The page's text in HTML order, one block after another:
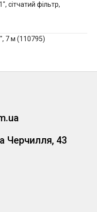
сітчатий фільтр,
, 7 м (110795)
Черчилля, 43